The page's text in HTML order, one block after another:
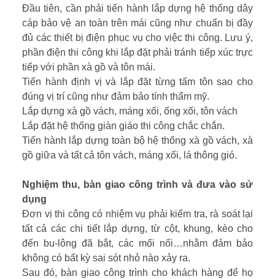
Đầu tiên, cần phải tiến hành lắp dựng hệ thống dây
cáp bảo vệ an toàn trên mái cũng như chuẩn bị đầy
đủ các thiết bị điện phục vụ cho việc thi công. Lưu ý,
phần điện thi công khi lắp đặt phải tránh tiếp xúc trực
tiếp với phần xà gồ và tôn mái.
Tiến hành định vị và lắp đặt từng tấm tôn sao cho
đúng vị trí cũng như đảm bảo tính thẩm mỹ.
Lắp dựng xà gồ vách, máng xối, ống xối, tôn vách
Lắp đặt hệ thống giàn giáo thi công chắc chắn.
Tiến hành lắp dựng toàn bộ hệ thống xà gồ vách, xà
gồ giữa và tất cả tôn vách, máng xối, lá thông gió.
Nghiệm thu, bàn giao công trình và đưa vào sử
dụng
Đơn vị thi công có nhiệm vụ phải kiểm tra, rà soát lại
tất cả các chi tiết lắp dựng, từ cột, khung, kèo cho
đến bu-lông đã bắt, các mối nối…nhằm đảm bảo
không có bất kỳ sai sót nhỏ nào xảy ra.
Sau đó, bàn giao công trình cho khách hàng để họ